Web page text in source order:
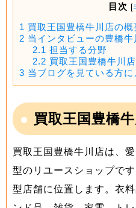
目次 [
1 買取王国豊橋牛川店の概
2 当インタビューの豊橋
2.1 担当する分野
2.2 買取王国豊橋牛川
3 当ブログを見ている方に
買取王国豊橋
買取王国豊橋牛川店は、
型のリユースショップで
型店舗に位置します。衣